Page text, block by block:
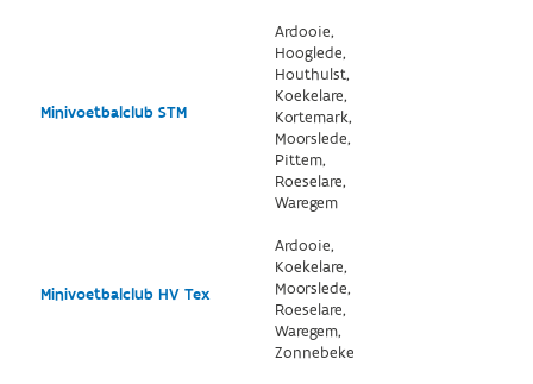
Minivoetbalclub STM
Ardooie,
Hooglede,
Houthulst,
Koekelare,
Kortemark,
Moorslede,
Pittem,
Roeselare,
Waregem
Minivoetbalclub HV Tex
Ardooie,
Koekelare,
Moorslede,
Roeselare,
Waregem,
Zonnebeke